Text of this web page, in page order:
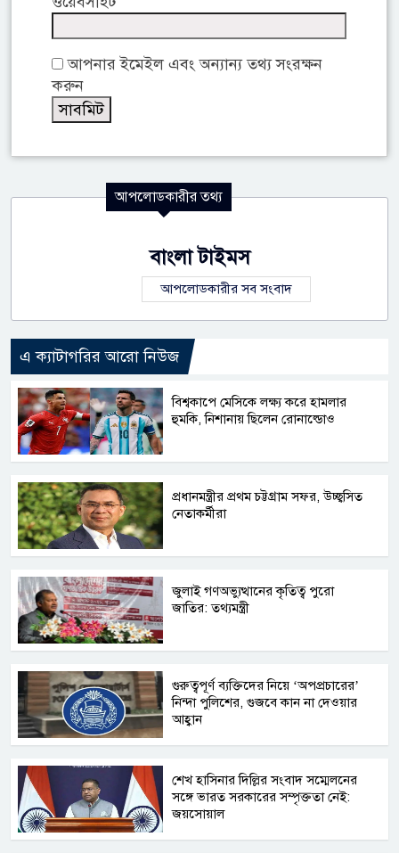
আপনার ইমেইল এবং অন্যান্য তথ্য সংরক্ষন
করুন
আপলোডকারীর তথ্য
বাংলা টাইমস
আপলোডকারীর সব সংবাদ
এ ক্যাটাগরির আরো নিউজ
বিশ্বকাপে মেসিকে লক্ষ্য করে হামলার
হুমকি, নিশানায় ছিলেন রোনাল্ডোও
প্রধানমন্ত্রীর প্রথম চট্টগ্রাম সফর, উচ্ছ্বসিত
নেতাকর্মীরা
জুলাই গণঅভ্যুত্থানের কৃতিত্ব পুরো
জাতির: তথ্যমন্ত্রী
গুরুত্বপূর্ণ ব্যক্তিদের নিয়ে ‘অপপ্রচারের’
নিন্দা পুলিশের, গুজবে কান না দেওয়ার
আহ্বান
শেখ হাসিনার দিল্লির সংবাদ সম্মেলনের
সঙ্গে ভারত সরকারের সম্পৃক্ততা নেই:
জয়সোয়াল